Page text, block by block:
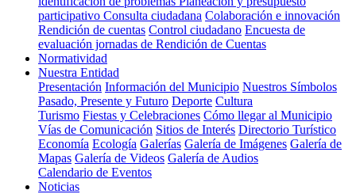
participativo Consulta ciudadana Colaboración e innovación
Rendición de cuentas Control ciudadano Encuesta de
evaluación jornadas de Rendición de Cuentas
Normatividad
Nuestra Entidad
Presentación Información del Municipio Nuestros Símbolos
Pasado, Presente y Futuro Deporte Cultura
Turismo Fiestas y Celebraciones Cómo llegar al Municipio
Vías de Comunicación Sitios de Interés Directorio Turístico
Economía Ecología Galerías Galería de Imágenes Galería de
Mapas Galería de Videos Galería de Audios
Calendario de Eventos
Noticias